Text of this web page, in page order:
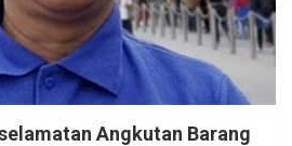
Angkutan Barang